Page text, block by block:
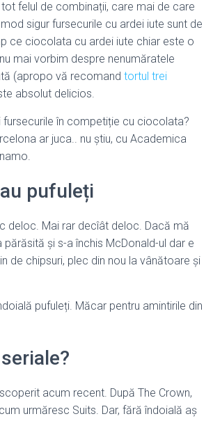
tot felul de combinații, care mai de care
sigur fursecurile cu ardei iute sunt de
ce ciocolata cu ardei iute chiar este o
mai vorbim despre nenumăratele
(apropo vă recomand tortul trei
absolut delicios.
fursecurile în competiție cu ciocolata?
ar juca.. nu știu, cu Academica
pufuleți
deloc. Mai rar decîât deloc. Dacă mă
părăsită și s-a închis McDonald-ul dar e
de chipsuri, plec din nou la vânătoare și
pufuleți. Măcar pentru amintirile din
acum recent. După The Crown,
urmăresc Suits. Dar, fără îndoială aș